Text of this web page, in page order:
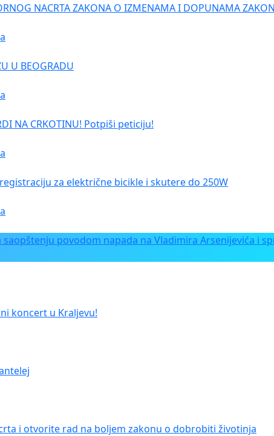
NACRTA ZAKONA O IZMENAMA I DOPUNAMA
U BEOGRADU
NA CRKOTINU! Potpiši peticiju!
za električne bicikle i skutere do 250W
povodom napada na Vladimira Arsenijevića i
koncert u Kraljevu!
i otvorite rad na boljem zakonu o dobrobiti životinja